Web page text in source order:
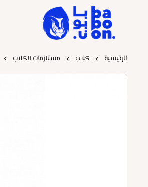
Baboonstore
الرئيسية كلاب مستلزمات الكلاب